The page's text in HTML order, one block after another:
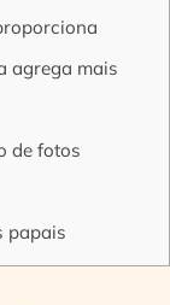
agrega mais
de fotos
papais